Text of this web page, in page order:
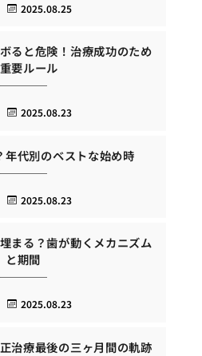
2025.08.25
ると危険！治療成功のため
要ルール
2025.08.23
年代別のベストな始め時
2025.08.23
まる？歯が動くメカニズム
と期間
2025.08.23
治療最後の三ヶ月間の軌跡